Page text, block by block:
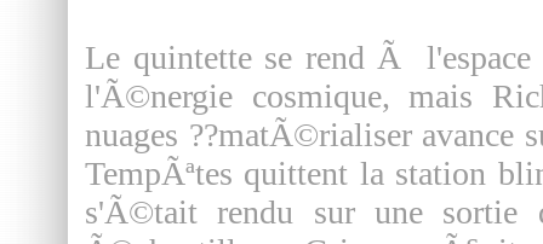
Le quintette se rend Ã l'espace
l'Ã©nergie cosmique, mais
nuages ??matÃ©rialiser avance
TempÃªtes quittent la station
s'Ã©tait rendu sur une sortie